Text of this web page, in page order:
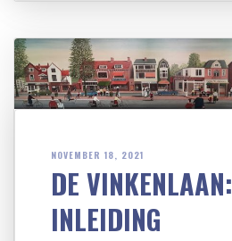
NOVEMBER 18, 2021
DE VINKENLAAN:
INLEIDING